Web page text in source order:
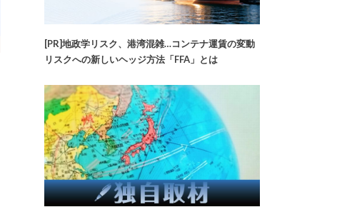
[PR]地政学リスク、港湾混雑…コンテナ運賃の変動
リスクへの新しいヘッジ方法「FFA」とは